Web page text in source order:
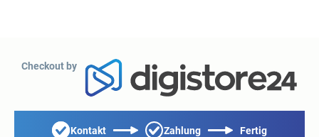
Checkout by
Kontakt Zahlung Fertig